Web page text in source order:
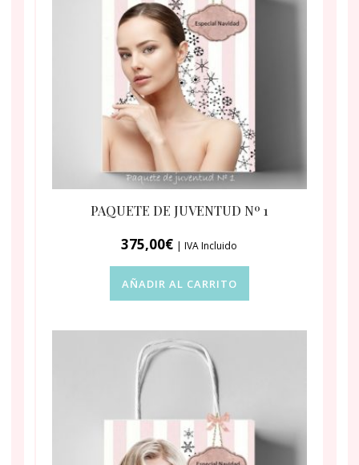
PAQUETE DE JUVENTUD Nº 1
375,00€ | IVA Incluido
AÑADIR AL CARRITO